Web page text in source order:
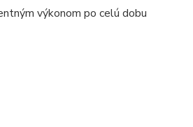
výkonom po celú dobu